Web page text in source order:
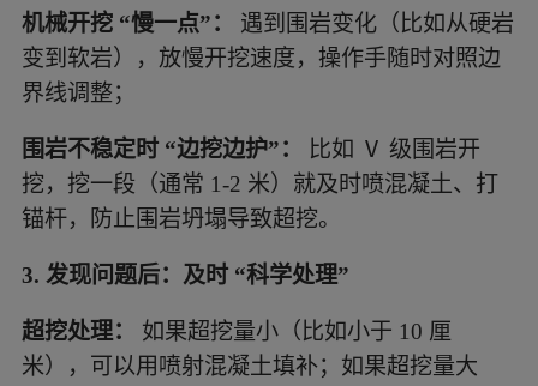
机械开挖 “慢一点”：遇到围岩变化（比如从硬岩
变到软岩），放慢开挖速度，操作手随时对照边